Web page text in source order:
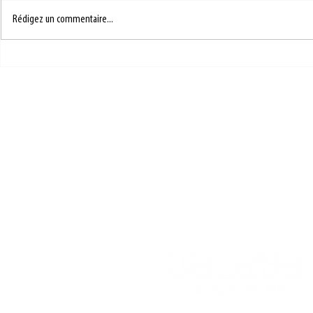
RECETTE SUCRÉE 5
Rédigez un commentaire...